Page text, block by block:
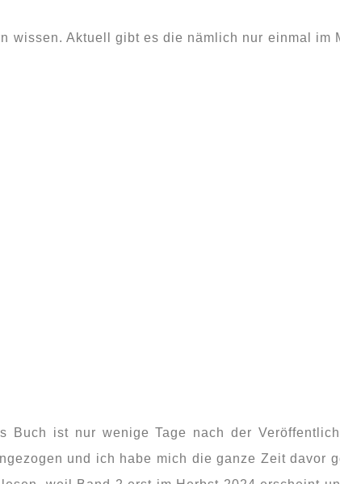
wissen. Aktuell gibt es die nämlich nur einmal im
Buch ist nur wenige Tage nach der
und ich habe mich die ganze Zeit davor